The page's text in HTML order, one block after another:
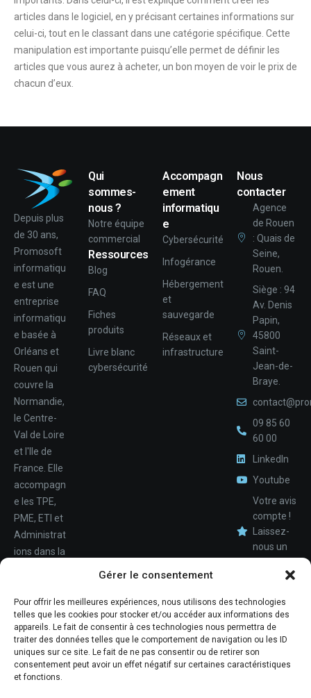
Gérer le consentement
Pour offrir les meilleures expériences, nous utilisons des technologies
telles que les cookies pour stocker et/ou accéder aux informations des
appareils. Le fait de consentir à ces technologies nous permettra de
traiter des données telles que le comportement de navigation ou les ID
uniques sur ce site. Le fait de ne pas consentir ou de retirer son
consentement peut avoir un effet négatif sur certaines caractéristiques
et fonctions.
Téléphone
articles dans le logiciel, en y précisant certaines informations sur
celui-ci, tout en le classant dans une catégorie spécifique. Cette
manipulation est importante puisqu’elle permet de définir les
articles que vous aurez à acheter, un bon moyen de voir le prix de
chacun d’eux.
Depuis plus
de 30 ans,
Promosoft
informatiqu
e est une
entreprise
informatiqu
e basée à
Orléans et
Rouen qui
couvre la
Normandie,
le Centre-
Val de Loire
et l'Ile de
France. Elle
accompagn
e les TPE,
PME, ETI et
Administrat
ions dans la
déploiemen
t et la
maintenan
ce de leur
système
Qui
sommes-
nous ?
Notre équipe
commercial
Ressources
Blog
FAQ
Fiches
produits
Livre blanc
cybersécurité
Accompagn
ement
informatiqu
e
Cybersécurité
Infogérance
Hébergement
et
sauvegarde
Réseaux et
infrastructure
Nous
contacter
Agence
de Rouen
: Quais de
Seine,
Rouen.
Siège : 94
Av. Denis
Papin,
45800
Saint-
Jean-de-
Braye.
09 85 60
60 00
LinkedIn
Youtube
Votre avis
compte !
Laissez-
nous un